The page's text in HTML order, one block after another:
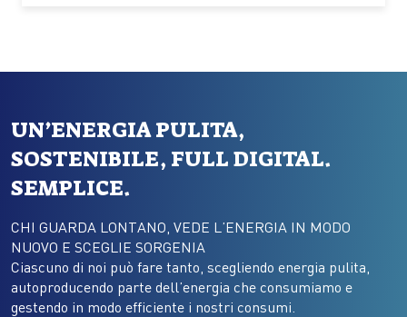
UN’ENERGIA PULITA,
SOSTENIBILE, FULL DIGITAL.
SEMPLICE.
CHI GUARDA LONTANO, VEDE L’ENERGIA IN MODO
NUOVO E SCEGLIE SORGENIA
Ciascuno di noi può fare tanto, scegliendo energia pulita,
autoproducendo parte dell’energia che consumiamo e
gestendo in modo efficiente i nostri consumi.